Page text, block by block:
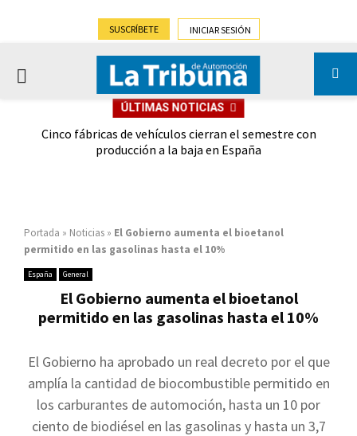
SUSCRÍBETE INICIAR SESIÓN
PRIMARY
ÚLTIMAS NOTICIAS
Cinco fábricas de vehículos cierran el semestre con
producción a la baja en España
Portada » Noticias » El Gobierno aumenta el bioetanol
permitido en las gasolinas hasta el 10%
España General
El Gobierno aumenta el bioetanol
permitido en las gasolinas hasta el 10%
El Gobierno ha aprobado un real decreto por el que
amplía la cantidad de biocombustible permitido en
los carburantes de automoción, hasta un 10 por
ciento de biodiésel en las gasolinas y hasta un 3,7